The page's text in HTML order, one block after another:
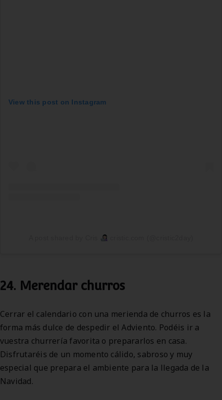
View this post on Instagram
24. Merendar churros
Cerrar el calendario con una merienda de churros es la
forma más dulce de despedir el Adviento. Podéis ir a
vuestra churrería favorita o prepararlos en casa.
Disfrutaréis de un momento cálido, sabroso y muy
especial que prepara el ambiente para la llegada de la
Navidad.